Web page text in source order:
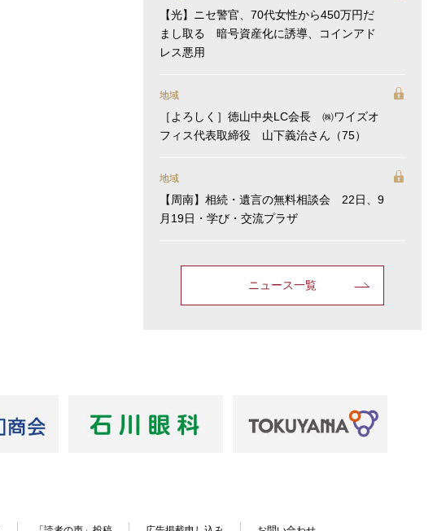
【光】ニセ警官、70代女性から450万円だ
まし取る 暗号資産化に誘導、コインアド
レス悪用
地域
［よろしく］徳山中央LC会長 ㈱ワイズオ
フィス代表取締役 山下義治さん（75）
地域
【周南】相続・遺言の無料相談会 22日、9
月19日・学び・交流プラザ
ニュース一覧